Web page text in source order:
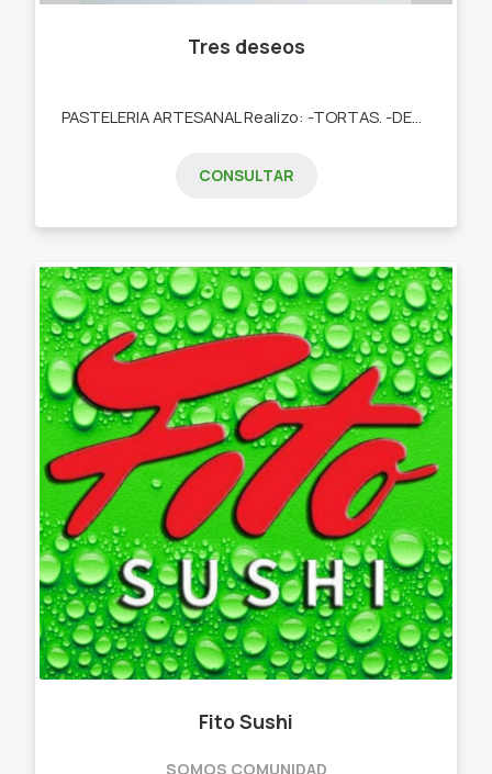
Tres deseos
CONSULTAR
Fito Sushi
SOMOS COMUNIDAD